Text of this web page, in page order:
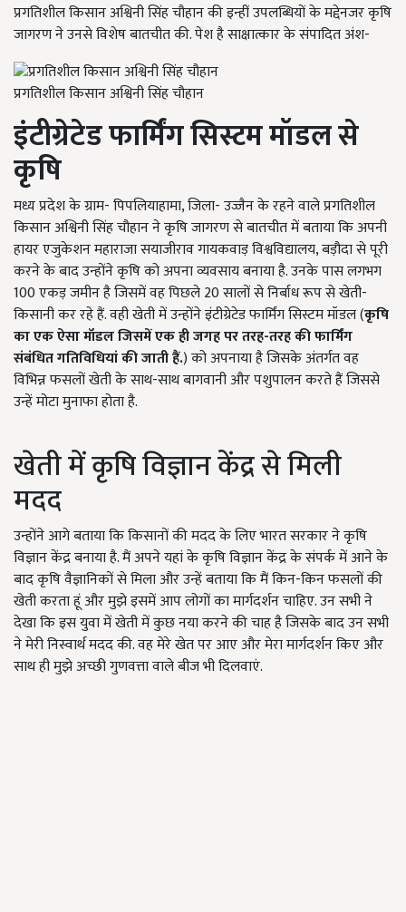
प्रगतिशील किसान अश्विनी सिंह चौहान की इन्हीं उपलब्धियों के मद्देनजर कृषि
जागरण ने उनसे विशेष बातचीत की. पेश है साक्षात्कार के संपादित अंश-
प्रगतिशील किसान अश्विनी सिंह चौहान
इंटीग्रेटेड फार्मिंग सिस्टम मॉडल से
कृषि
मध्य प्रदेश के ग्राम- पिपलियाहामा, जिला- उज्जैन के रहने वाले प्रगतिशील
किसान अश्विनी सिंह चौहान ने कृषि जागरण से बातचीत में बताया कि अपनी
हायर एजुकेशन महाराजा सयाजीराव गायकवाड़ विश्वविद्यालय, बड़ौदा से पूरी
करने के बाद उन्होंने कृषि को अपना व्यवसाय बनाया है. उनके पास लगभग
100 एकड़ जमीन है जिसमें वह पिछले 20 सालों से निर्बाध रूप से खेती-
किसानी कर रहे हैं. वही खेती में उन्होंने इंटीग्रेटेड फार्मिंग सिस्टम मॉडल (कृषि
का एक ऐसा मॉडल जिसमें एक ही जगह पर तरह-तरह की फार्मिंग
संबंधित गतिविधियां की जाती हैं.) को अपनाया है जिसके अंतर्गत वह
विभिन्न फसलों खेती के साथ-साथ बागवानी और पशुपालन करते हैं जिससे
उन्हें मोटा मुनाफा होता है.
खेती में कृषि विज्ञान केंद्र से मिली
मदद
उन्होंने आगे बताया कि किसानों की मदद के लिए भारत सरकार ने कृषि
विज्ञान केंद्र बनाया है. मैं अपने यहां के कृषि विज्ञान केंद्र के संपर्क में आने के
बाद कृषि वैज्ञानिकों से मिला और उन्हें बताया कि मैं किन-किन फसलों की
खेती करता हूं और मुझे इसमें आप लोगों का मार्गदर्शन चाहिए. उन सभी ने
देखा कि इस युवा में खेती में कुछ नया करने की चाह है जिसके बाद उन सभी
ने मेरी निस्वार्थ मदद की. वह मेरे खेत पर आए और मेरा मार्गदर्शन किए और
साथ ही मुझे अच्छी गुणवत्ता वाले बीज भी दिलवाएं.